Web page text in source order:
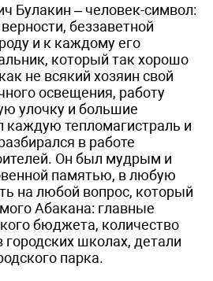
Булакин – человек-символ:
беззаветной
и к каждому его
который так хорошо
не всякий хозяин свой
освещения, работу
улочку и большие
каждую тепломагистраль и
в работе
Он был мудрым и
памятью, в любую
на любой вопрос, который
Абакана: главные
бюджета, количество
городских школах, детали
парка.